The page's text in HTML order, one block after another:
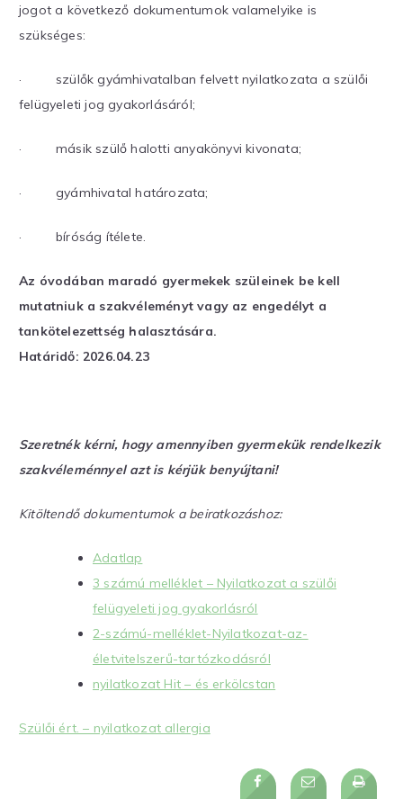
jogot a következő dokumentumok valamelyike is
szükséges:
· szülők gyámhivatalban felvett nyilatkozata a szülői
felügyeleti jog gyakorlásáról;
· másik szülő halotti anyakönyvi kivonata;
· gyámhivatal határozata;
· bíróság ítélete.
Az óvodában maradó gyermekek szüleinek be kell
mutatniuk a szakvéleményt vagy az engedélyt a
tankötelezettség halasztására.
Határidő: 2026.04.23
Szeretnék kérni, hogy amennyiben gyermekük rendelkezik
szakvéleménnyel azt is kérjük benyújtani!
Kitöltendő dokumentumok a beiratkozáshoz:
Adatlap
3 számú melléklet – Nyilatkozat a szülői
felügyeleti jog gyakorlásról
2-számú-melléklet-Nyilatkozat-az-
életvitelszerű-tartózkodásról
nyilatkozat Hit – és erkölcstan
Szülői ért. – nyilatkozat allergia